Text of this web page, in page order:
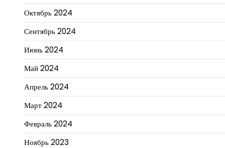
Октябрь 2024
Сентябрь 2024
Июнь 2024
Май 2024
Апрель 2024
Март 2024
Февраль 2024
Ноябрь 2023